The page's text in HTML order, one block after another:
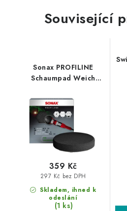
Související
Sonax PROFILINE
Schaumpad Weich
leštící kotouč
Skladem, ihned k
odeslání
(1 ks)
297 Kč bez DPH
359 Kč